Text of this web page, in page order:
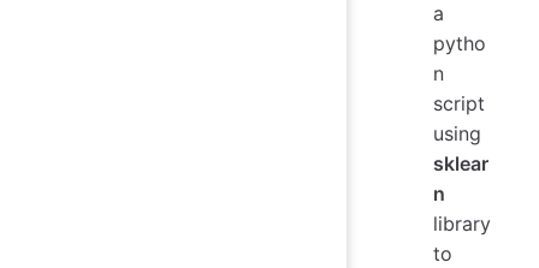
a
pytho
n
script
using
sklear
n
library
to